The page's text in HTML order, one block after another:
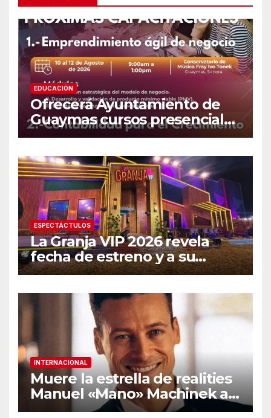
EDUCACIÓN
Ofrecerá Ayuntamiento de
Guaymas cursos presenciales
para emprendedores
ESPECTÁCTULOS
La Granja VIP 2026 revela
fecha de estreno y a su
primer famoso confirmado
INTERNACIONAL
Muere la estrella de realities
Manuel «Mano» Machinek a
los 37 años